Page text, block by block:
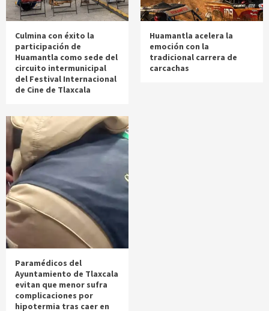
Culmina con éxito la
participación de
Huamantla como sede del
circuito intermunicipal
del Festival Internacional
de Cine de Tlaxcala
Huamantla acelera la
emoción con la
tradicional carrera de
carcachas
Paramédicos del
Ayuntamiento de Tlaxcala
evitan que menor sufra
complicaciones por
hipotermia tras caer en